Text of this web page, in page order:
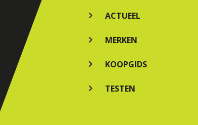
ACTUEEL
MERKEN
KOOPGIDS
TESTEN